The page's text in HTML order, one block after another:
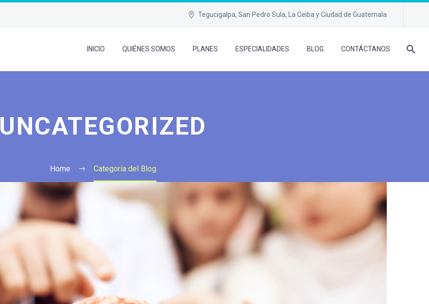
Tegucigalpa, San Pedro Sula, La Ceiba y Ciudad de Guatemala
INICIO QUIÉNES SOMOS PLANES ESPECIALIDADES BLOG CONTÁCTANOS
UNCATEGORIZED
Home Categoría del Blog